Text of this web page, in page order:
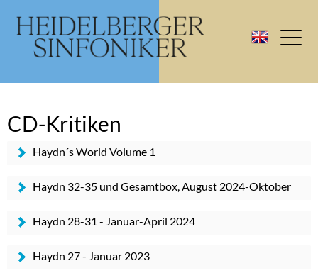
CD-Kritiken
Haydn´s World Volume 1
Haydn 32-35 und Gesamtbox, August 2024-Oktober
Haydn 28-31 - Januar-April 2024
Haydn 27 - Januar 2023